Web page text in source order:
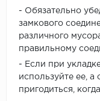
- Обязательно
замкового
различного
правильному
- Если при
используйте ее,
пригодиться,